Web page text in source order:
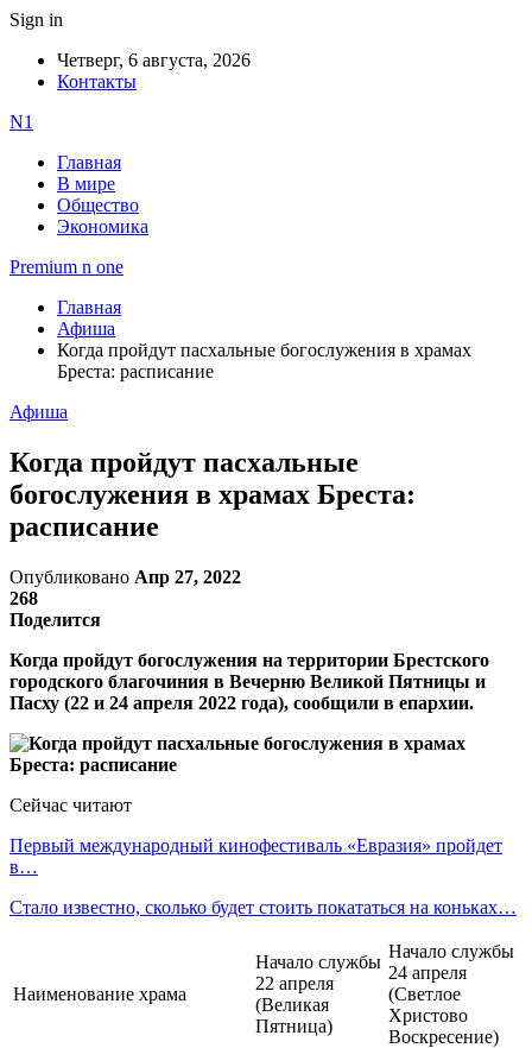
Sign in
Четверг, 6 августа, 2026
Контакты
N1
Главная
В мире
Общество
Экономика
Premium n one
Главная
Афиша
Когда пройдут пасхальные богослужения в храмах
Бреста: расписание
Афиша
Когда пройдут пасхальные
богослужения в храмах Бреста:
расписание
Опубликовано Апр 27, 2022
268
Поделится
Когда пройдут богослужения на территории Брестского
городского благочиния в Вечерню Великой Пятницы и
Пасху (22 и 24 апреля 2022 года), сообщили в епархии.
Сейчас читают
Первый международный кинофестиваль «Евразия» пройдет
в…
Стало известно, сколько будет стоить покататься на коньках…
Наименование храма
Начало службы
22 апреля
(Великая
Пятница)
Начало службы
24 апреля
(Светлое
Христово
Воскресение)